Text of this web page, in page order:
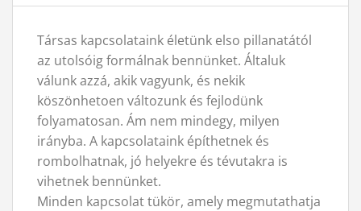
Társas kapcsolataink életünk elso pillanatától
az utolsóig formálnak bennünket. Általuk
válunk azzá, akik vagyunk, és nekik
köszönhetoen változunk és fejlodünk
folyamatosan. Ám nem mindegy, milyen
irányba. A kapcsolataink építhetnek és
rombolhatnak, jó helyekre és tévutakra is
vihetnek bennünket.
Minden kapcsolat tükör, amely megmutathatja